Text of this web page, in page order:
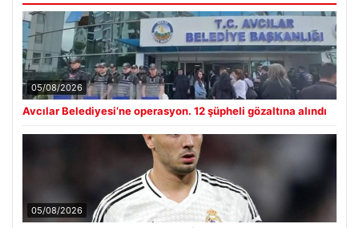
05/08/2026
Avcılar Belediyesi’ne operasyon. 12 şüpheli gözaltına alındı
05/08/2026